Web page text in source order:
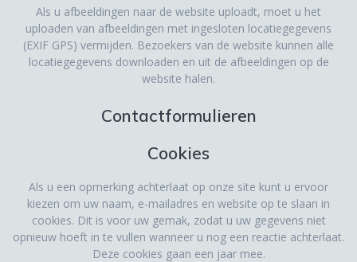
Als u afbeeldingen naar de website uploadt, moet u het
uploaden van afbeeldingen met ingesloten locatiegegevens
(EXIF GPS) vermijden. Bezoekers van de website kunnen alle
locatiegegevens downloaden en uit de afbeeldingen op de
website halen.
Contactformulieren
Cookies
Als u een opmerking achterlaat op onze site kunt u ervoor
kiezen om uw naam, e-mailadres en website op te slaan in
cookies. Dit is voor uw gemak, zodat u uw gegevens niet
opnieuw hoeft in te vullen wanneer u nog een reactie achterlaat.
Deze cookies gaan een jaar mee.